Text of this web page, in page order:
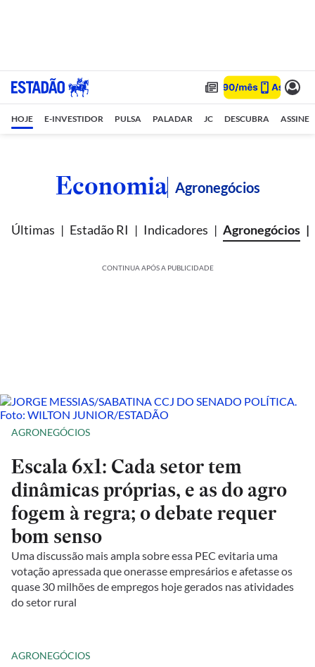
HOJE E-INVESTIDOR PULSA PALADAR JC DESCUBRA ASSINE
Economia Agronegócios
Últimas Estadão RI Indicadores Agronegócios
CONTINUA APÓS A PUBLICIDADE
AGRONEGÓCIOS
Escala 6x1: Cada setor tem
dinâmicas próprias, e as do agro
fogem à regra; o debate requer
bom senso
Uma discussão mais ampla sobre essa PEC evitaria uma
votação apressada que onerasse empresários e afetasse os
quase 30 milhões de empregos hoje gerados nas atividades
do setor rural
AGRONEGÓCIOS